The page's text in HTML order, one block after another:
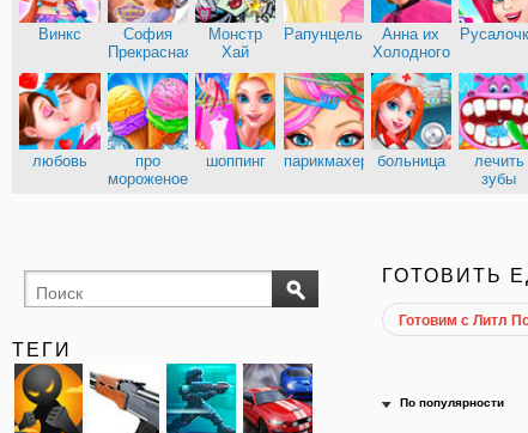
Винкс
София
Прекрасная
Монстр
Хай
Рапунцель
Анна их
Холодного
сердца
любовь
про
мороженое
шоппинг парикмахерскиебольница
лечить
зубы
ТЕГИ
ГОТОВИТЬ
Готовим с Литл
По популярности